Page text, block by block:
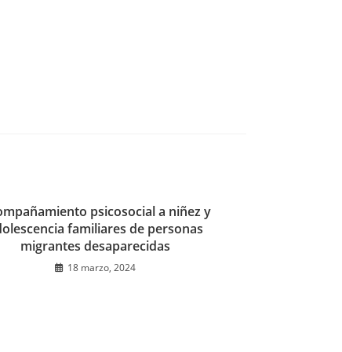
psicosocial a niñez y
familiares de personas
migrantes desaparecidas
18 marzo, 2024